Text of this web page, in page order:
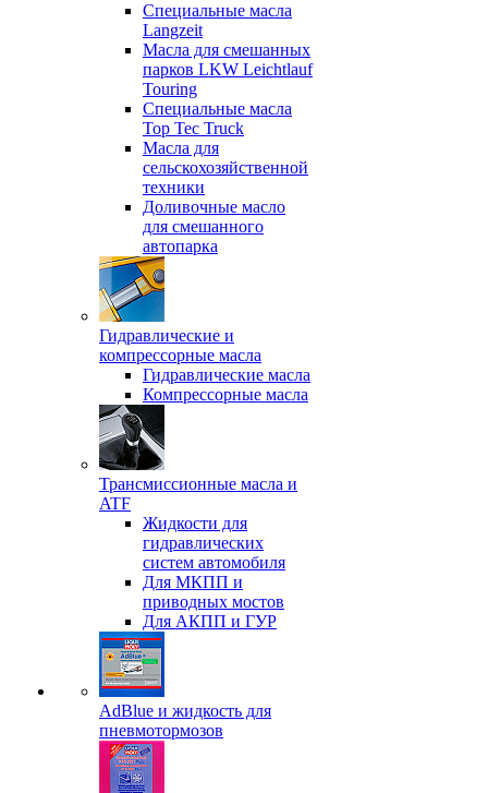
Специальные масла
Langzeit
Масла для смешанных
парков LKW Leichtlauf
Touring
Специальные масла
Top Tec Truck
Масла для
сельскохозяйственной
техники
Доливочные масло
для смешанного
автопарка
Гидравлические и
компрессорные масла
Гидравлические масла
Компрессорные масла
Трансмиссионные масла и
ATF
Жидкости для
гидравлических
систем автомобиля
Для МКПП и
приводных мостов
Для АКПП и ГУР
AdBlue и жидкость для
пневмотормозов